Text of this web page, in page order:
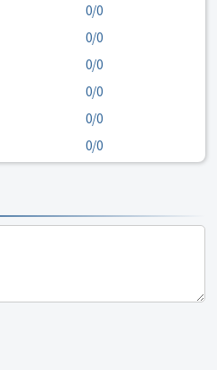
0/0
0/0
0/0
0/0
0/0
0/0